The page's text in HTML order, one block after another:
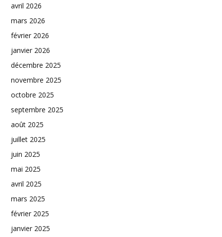
avril 2026
mars 2026
février 2026
janvier 2026
décembre 2025
novembre 2025
octobre 2025
septembre 2025
août 2025
juillet 2025
juin 2025
mai 2025
avril 2025
mars 2025
février 2025
janvier 2025